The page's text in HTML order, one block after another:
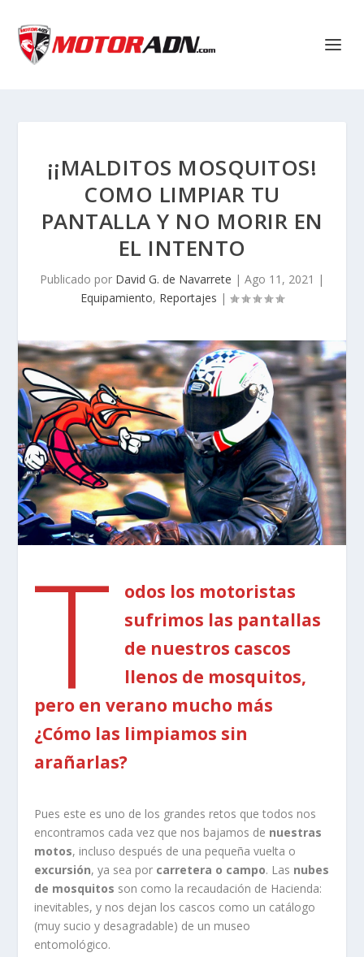
¡¡MALDITOS MOSQUITOS!
COMO LIMPIAR TU
PANTALLA Y NO MORIR EN
EL INTENTO
Publicado por David G. de Navarrete | Ago 11, 2021 |
Equipamiento, Reportajes |
T
odos los motoristas
sufrimos las pantallas
de nuestros cascos
llenos de mosquitos,
pero en verano mucho más
¿Cómo las limpiamos sin
arañarlas?
Pues este es uno de los grandes retos que todos nos
encontramos cada vez que nos bajamos de nuestras
motos, incluso después de una pequeña vuelta o
excursión, ya sea por carretera o campo. Las nubes
de mosquitos son como la recaudación de Hacienda:
inevitables, y nos dejan los cascos como un catálogo
(muy sucio y desagradable) de un museo
entomológico.